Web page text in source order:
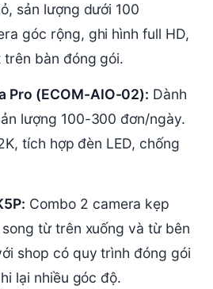
sản lượng dưới 100
góc rộng, ghi hình full HD,
bàn đóng gói.
Pro (ECOM-AIO-02): Dành
lượng 100-300 đơn/ngày.
tích hợp đèn LED, chống
Combo 2 camera kẹp
từ trên xuống và từ bên
shop có quy trình đóng gói
lại nhiều góc độ.